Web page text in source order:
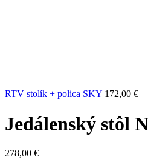
RTV stolík + polica SKY 172,00 €
Jedálenský stôl
278,00 €